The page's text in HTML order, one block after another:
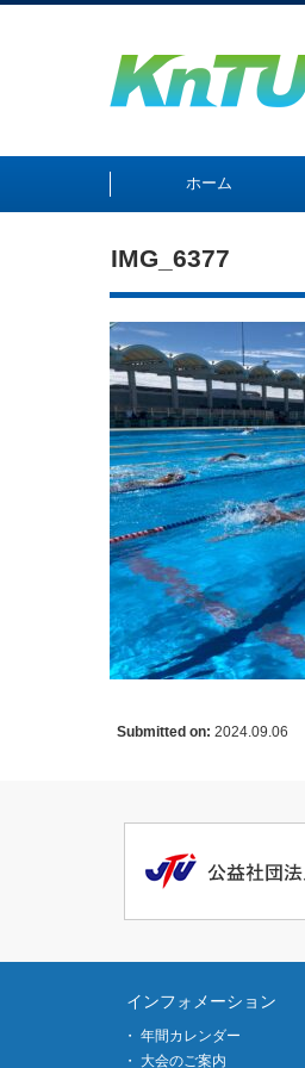
ホーム
IMG_6377
Submitted on: 2024.09.06
インフォメーション
年間カレンダー
大会のご案内